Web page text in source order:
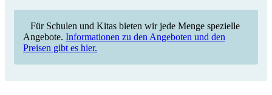
Für Schulen und Kitas bieten wir jede Menge spezielle
Angebote. Informationen zu den Angeboten und den
Preisen gibt es hier.